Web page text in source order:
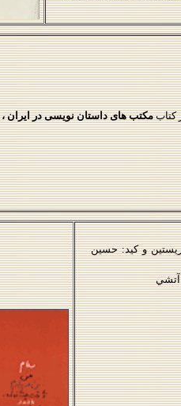
کتابمکتب های داستان نویسی در ایران ،
و كيد: حسين
آتشي